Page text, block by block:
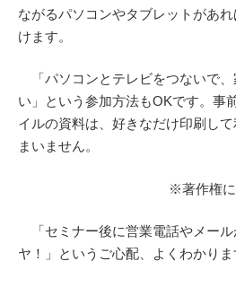
ながるパソコンやタブレットがあ
けます。
「パソコンとテレビをつないで、
い」という参加方法もOKです。事
イルの資料は、好きなだけ印刷し
まいません。
※著作権に
「セミナー後に営業電話やメール
ヤ！」というご心配、よくわかりま